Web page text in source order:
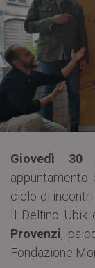
Giovedì 30
appuntamento
ciclo di
Il Delfino Ubik
Provenzi,
Fondazione